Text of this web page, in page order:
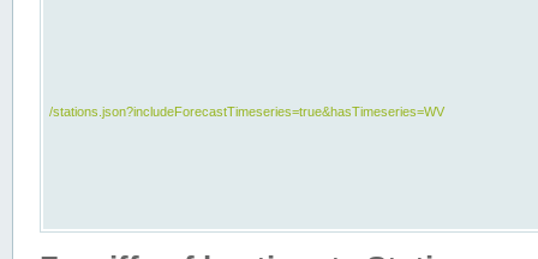
/stations.json?includeForecastTimeseries=true&hasTimeseries=WV